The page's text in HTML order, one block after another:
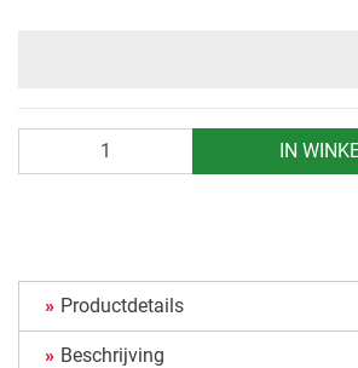
IN
Productdetails
Beschrijving